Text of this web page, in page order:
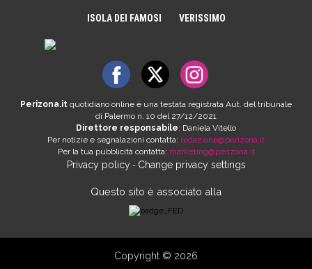
ISOLA DEI FAMOSI VERISSIMO
Perizona.it quotidiano online è una testata registrata Aut. del tribunale
di Palermo n. 10 del 27/12/2021
Direttore responsabile: Daniela Vitello
Per notizie e segnalazioni contatta: redazione@perizona.it
Per la tua pubblicità contatta: marketing@perizona.it
Privacy policy- Change privacy settings
Questo sito è associato alla
Copyright © 2026